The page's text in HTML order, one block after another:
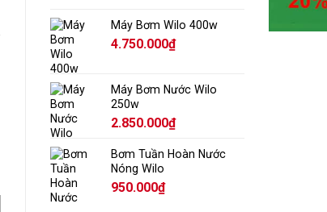
Máy Bơm Wilo 400w
4.750.000₫
Máy Bơm Nước Wilo
250w
2.850.000₫
Bơm Tuần Hoàn Nước
Nóng Wilo
950.000₫